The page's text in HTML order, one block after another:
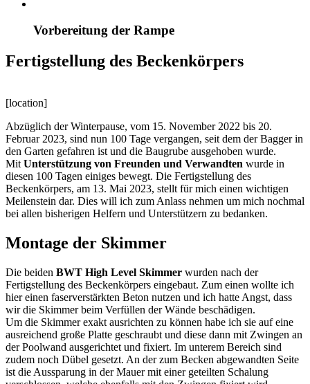
Vorbereitung der Rampe
Fertigstellung des Beckenkörpers
[location]
Abzüglich der Winterpause, vom 15. November 2022 bis 20.
Februar 2023, sind nun 100 Tage vergangen, seit dem der Bagger in
den Garten gefahren ist und die Baugrube ausgehoben wurde.
Mit Unterstützung von Freunden und Verwandten wurde in
diesen 100 Tagen einiges bewegt. Die Fertigstellung des
Beckenkörpers, am 13. Mai 2023, stellt für mich einen wichtigen
Meilenstein dar. Dies will ich zum Anlass nehmen um mich nochmal
bei allen bisherigen Helfern und Unterstützern zu bedanken.
Montage der Skimmer
Die beiden BWT High Level Skimmer wurden nach der
Fertigstellung des Beckenkörpers eingebaut. Zum einen wollte ich
hier einen faserverstärkten Beton nutzen und ich hatte Angst, dass
wir die Skimmer beim Verfüllen der Wände beschädigen.
Um die Skimmer exakt ausrichten zu können habe ich sie auf eine
ausreichend große Platte geschraubt und diese dann mit Zwingen an
der Poolwand ausgerichtet und fixiert. Im unterem Bereich sind
zudem noch Dübel gesetzt. An der zum Becken abgewandten Seite
ist die Aussparung in der Mauer mit einer geteilten Schalung